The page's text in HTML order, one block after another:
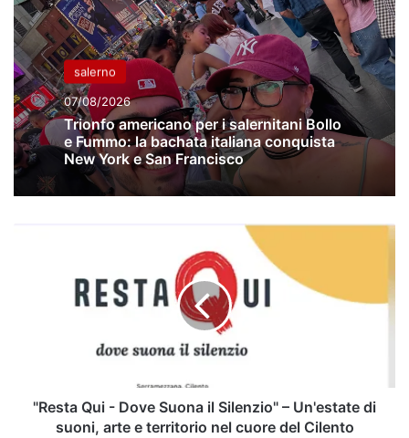
salerno
07/08/2026
Trionfo americano per i salernitani Bollo
e Fummo: la bachata italiana conquista
New York e San Francisco
"Resta Qui - Dove Suona il Silenzio" – Un'estate di
suoni, arte e territorio nel cuore del Cilento